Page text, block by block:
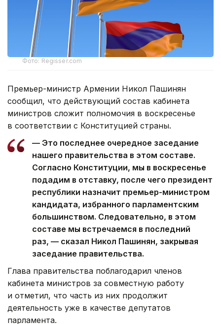
Фото: Regisser.com
Премьер-министр Армении Никол Пашинян
сообщил, что действующий состав кабинета
министров сложит полномочия в воскресенье
в соответствии с Конституцией страны.
— Это последнее очередное заседание
нашего правительства в этом составе.
Согласно Конституции, мы в воскресенье
подадим в отставку, после чего президент
республики назначит премьер-министром
кандидата, избранного парламентским
большинством. Следовательно, в этом
составе мы встречаемся в последний
раз, — сказал Никол Пашинян, закрывая
заседание правительства.
Глава правительства поблагодарил членов
кабинета министров за совместную работу
и отметил, что часть из них продолжит
деятельность уже в качестве депутатов
парламента.